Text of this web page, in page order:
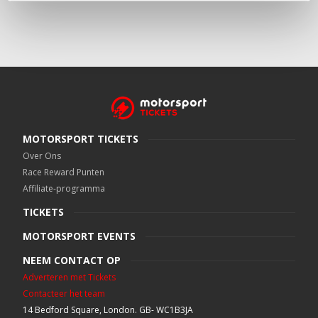
MOTORSPORT TICKETS
Over Ons
Race Reward Punten
Affiliate-programma
TICKETS
MOTORSPORT EVENTS
NEEM CONTACT OP
Adverteren met Tickets
Contacteer het team
14 Bedford Square, London. GB- WC1B3JA